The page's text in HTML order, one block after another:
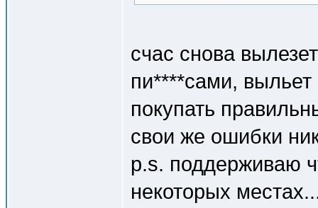
счас снова
пи****сами,
покупать
свои же ошибки
p.s. поддерживаю
некоторых